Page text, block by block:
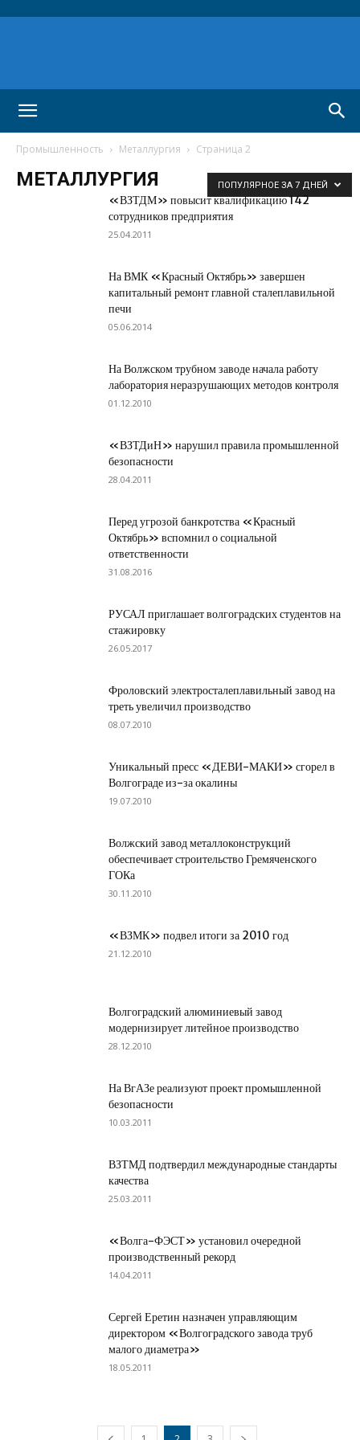
Промышленность Металлургия Страница 2
МЕТАЛЛУРГИЯ ПОПУЛЯРНОЕ ЗА 7 ДНЕЙ
«ВЗТДМ» повысит квалификацию 142
сотрудников предприятия
25.04.2011
На ВМК «Красный Октябрь» завершен
капитальный ремонт главной сталеплавильной
печи
05.06.2014
На Волжском трубном заводе начала работу
лаборатория неразрушающих методов контроля
01.12.2010
«ВЗТДиН» нарушил правила промышленной
безопасности
28.04.2011
Перед угрозой банкротства «Красный
Октябрь» вспомнил о социальной
ответственности
31.08.2016
РУСАЛ приглашает волгоградских студентов на
стажировку
26.05.2017
Фроловский электросталеплавильный завод на
треть увеличил производство
08.07.2010
Уникальный пресс «ДЕВИ-МАКИ» сгорел в
Волгограде из-за окалины
19.07.2010
Волжский завод металлоконструкций
обеспечивает строительство Гремяченского
ГОКа
30.11.2010
«ВЗМК» подвел итоги за 2010 год
21.12.2010
Волгоградский алюминиевый завод
модернизирует литейное производство
28.12.2010
На ВгАЗе реализуют проект промышленной
безопасности
10.03.2011
ВЗТМД подтвердил международные стандарты
качества
25.03.2011
«Волга-ФЭСТ» установил очередной
производственный рекорд
14.04.2011
Сергей Еретин назначен управляющим
директором «Волгоградского завода труб
малого диаметра»
18.05.2011